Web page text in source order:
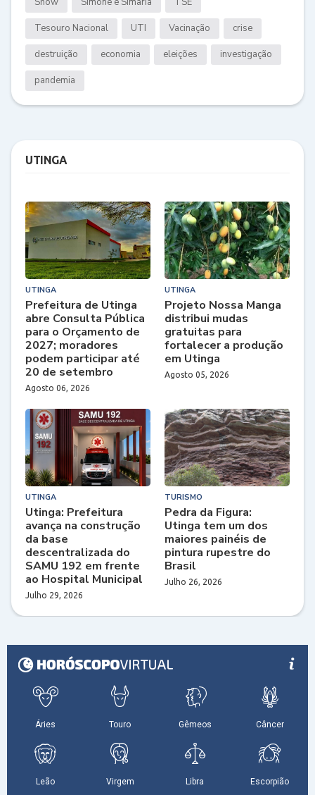
Tesouro Nacional UTI Vacinação crise
destruição economia eleições investigação
pandemia
UTINGA
UTINGA
Prefeitura de Utinga
abre Consulta Pública
para o Orçamento de
2027; moradores
podem participar até
20 de setembro
Agosto 06, 2026
UTINGA
Projeto Nossa Manga
distribui mudas
gratuitas para
fortalecer a produção
em Utinga
Agosto 05, 2026
UTINGA
Utinga: Prefeitura
avança na construção
da base
descentralizada do
SAMU 192 em frente
ao Hospital Municipal
Julho 29, 2026
TURISMO
Pedra da Figura:
Utinga tem um dos
maiores painéis de
pintura rupestre do
Brasil
Julho 26, 2026